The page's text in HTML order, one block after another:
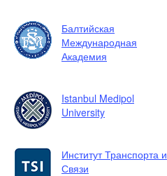
Балтийская
Международная
Академия
Istanbul Medipol
University
Институт Транспорта и
Связи